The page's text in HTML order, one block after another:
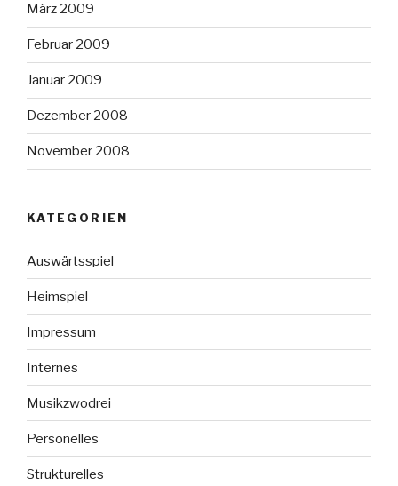
März 2009
Februar 2009
Januar 2009
Dezember 2008
November 2008
KATEGORIEN
Auswärtsspiel
Heimspiel
Impressum
Internes
Musikzwodrei
Personelles
Strukturelles